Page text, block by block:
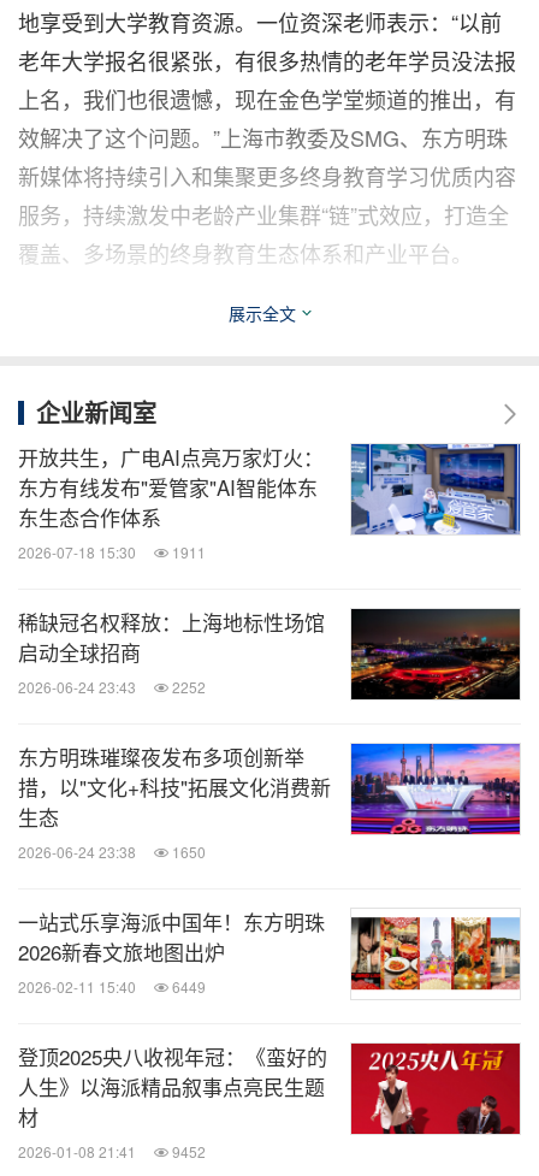
地享受到大学教育资源。一位资深老师表示：“以前
老年大学报名很紧张，有很多热情的老年学员没法报
上名，我们也很遗憾，现在金色学堂频道的推出，有
效解决了这个问题。”上海市教委及SMG、东方明珠
新媒体将持续引入和集聚更多终身教育学习优质内容
服务，持续激发中老龄产业集群“链”式效应，打造全
覆盖、多场景的终身教育生态体系和产业平台。
微信公众号“全球TMT”发布全球互联网、科
技、媒体、通讯企业的经营动态、财报信
息、企业并购消息。扫描二维码，立即订
电视
分享到：
展示全文
企业新闻室
开放共生，广电AI点亮万家灯火：
东方有线发布"爱管家"AI智能体东
东生态合作体系
2026-07-18 15:30 1911
稀缺冠名权释放：上海地标性场馆
启动全球招商
2026-06-24 23:43 2252
东方明珠璀璨夜发布多项创新举
措，以"文化+科技"拓展文化消费新
生态
2026-06-24 23:38 1650
一站式乐享海派中国年！东方明珠
2026新春文旅地图出炉
2026-02-11 15:40 6449
登顶2025央八收视年冠：《蛮好的
人生》以海派精品叙事点亮民生题
材
2026-01-08 21:41 9452